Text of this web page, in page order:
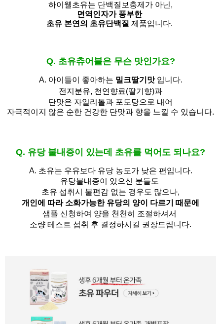
하이웰초유는 단백질보충제가 아닌,
면역인자가 풍부한
초유 본연의 초유단백질 제품입니다.
Q. 초유츄어블은 무슨 맛인가요?
A. 아이들이 좋아하는 밀크딸기맛입니다.
전지분유, 천연향료(딸기향)과
단맛은 자일리톨과 포도당으로 내어
자극적이지 않은 순한 건강한 단맛과 향을 느낄 수 있습니다.
Q. 유당 불내증이 있는데 초유를 먹어도 되나요?
A. 초유는 우유보다 유당 농도가 낮은 편입니다.
유당불내증이 있으신 분들도
초유 섭취시 불편감 없는 경우도 많으나,
개인에 따라 소화가능한 유당의 양이 다르기 때문에
샘플 신청하여 양을 천천히 조절하셔서
소량 테스트 섭취 후 결정하시길 권장드립니다.